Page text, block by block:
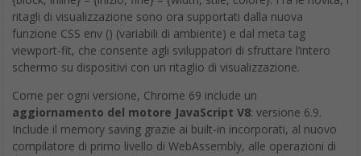
ritagli di visualizzazione sono ora supportati dalla nuova
funzione CSS env () (variabili di ambiente) e dal meta tag
viewport-fit, che consente agli sviluppatori di sfruttare l’intero
schermo su dispositivi con un ritaglio di visualizzazione.
Come per ogni versione, Chrome 69 include un
aggiornamento del motore JavaScript V8: versione 6.9.
Include il memory saving grazie ai built-in incorporati, al nuovo
compilatore di primo livello di WebAssembly, alle operazioni di